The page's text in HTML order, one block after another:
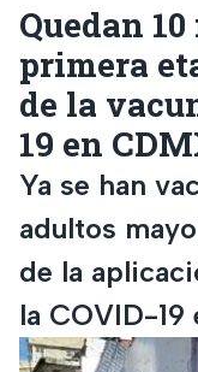
Quedan
primera
de la
19 en
Ya se han
adultos
de la
la COVID-19